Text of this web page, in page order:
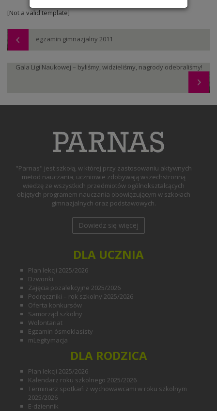
[Not a valid template]
egzamin gimnazjalny 2011
Gala Ligi Naukowej – byliśmy, widzieliśmy, nagrody odebraliśmy!
"Parnas" jest szkołą, w której przy zastosowaniu aktywnych
metod nauczania, uczniowie zdobywają wszechstronną
wiedzę ze wszystkich przedmiotów ogólnokształcących
objętych programem nauczania obowiązującym w szkołach
gimnazjalnych oraz podstawowych.
Dowiedz się więcej
DLA UCZNIA
Plan lekcji 2025/2026
Dzwonki
Zajęcia pozalekcyjne 2025/2026
Podręczniki – rok szkolny 2025/2026
Oferta konkursów
Samorząd szkolny
Wolontariat
Egzamin ósmoklasisty
mLegitymacja
DLA RODZICA
Plan lekcji 2025/2026
Kalendarz roku szkolnego 2025/2026
Terminarz spotkań z wychowawcami w roku szkolnym
2025/2026
E-dziennik